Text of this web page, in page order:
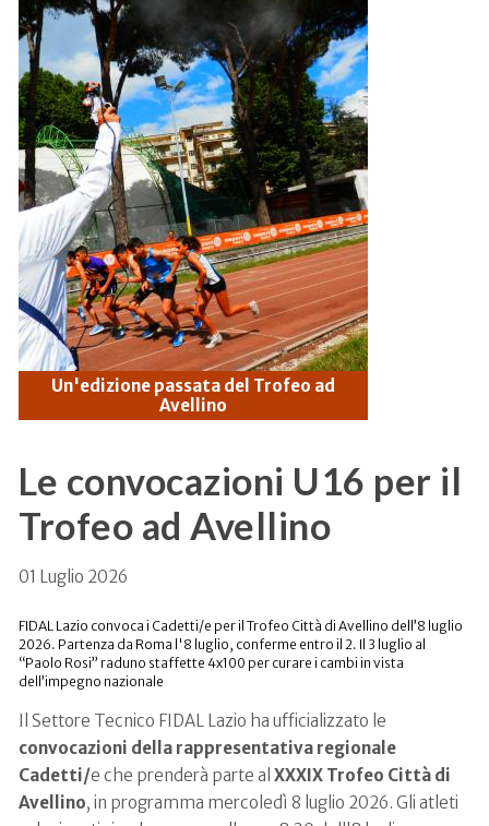
Un'edizione passata del Trofeo ad
Avellino
Le convocazioni U16 per il
Trofeo ad Avellino
01 Luglio 2026
FIDAL Lazio convoca i Cadetti/e per il Trofeo Città di Avellino dell’8 luglio
2026. Partenza da Roma l'8 luglio, conferme entro il 2. Il 3 luglio al
“Paolo Rosi” raduno staffette 4x100 per curare i cambi in vista
dell’impegno nazionale
Il Settore Tecnico FIDAL Lazio ha ufficializzato le
convocazioni della rappresentativa regionale
Cadetti/e che prenderà parte al XXXIX Trofeo Città di
Avellino, in programma mercoledì 8 luglio 2026. Gli atleti